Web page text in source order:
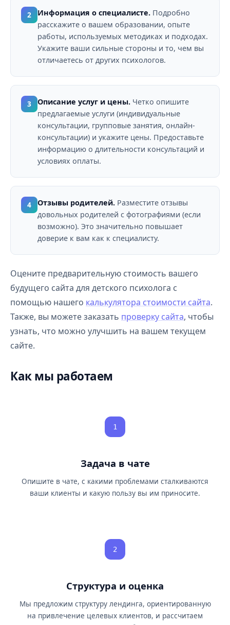
2 Информация о специалисте. Подробно
расскажите о вашем образовании, опыте
работы, используемых методиках и подходах.
Укажите ваши сильные стороны и то, чем вы
отличаетесь от других психологов.
3 Описание услуг и цены. Четко опишите
предлагаемые услуги (индивидуальные
консультации, групповые занятия, онлайн-
консультации) и укажите цены. Предоставьте
информацию о длительности консультаций и
условиях оплаты.
4 Отзывы родителей. Разместите отзывы
довольных родителей с фотографиями (если
возможно). Это значительно повышает
доверие к вам как к специалисту.
Оцените предварительную стоимость вашего
будущего сайта для детского психолога с
помощью нашего калькулятора стоимости сайта.
Также, вы можете заказать проверку сайта, чтобы
узнать, что можно улучшить на вашем текущем
сайте.
Как мы работаем
1
Задача в чате
Опишите в чате, с какими проблемами сталкиваются
ваши клиенты и какую пользу вы им приносите.
2
Структура и оценка
Мы предложим структуру лендинга, ориентированную
на привлечение целевых клиентов, и рассчитаем